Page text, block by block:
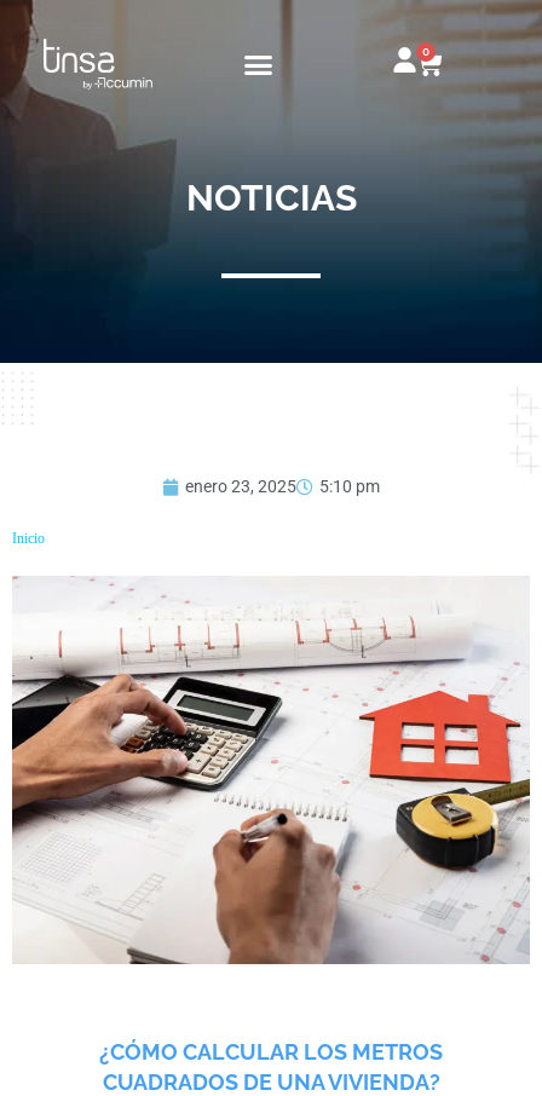
contenido
0
Carrito
NOTICIAS
enero 23, 2025 5:10 pm
Inicio
¿CÓMO CALCULAR LOS METROS
CUADRADOS DE UNA VIVIENDA?